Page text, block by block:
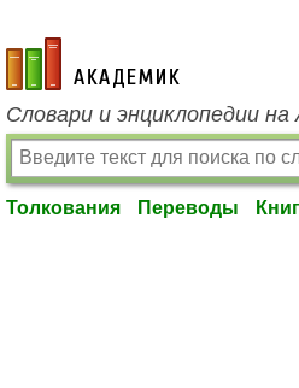
academic.ru
Словари и энциклопедии на
Толкования Переводы